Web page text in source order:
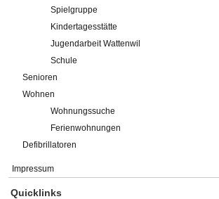
Spielgruppe
Kindertagesstätte
Jugendarbeit Wattenwil
Schule
Senioren
Wohnen
Wohnungssuche
Ferienwohnungen
Defibrillatoren
Impressum
Quicklinks